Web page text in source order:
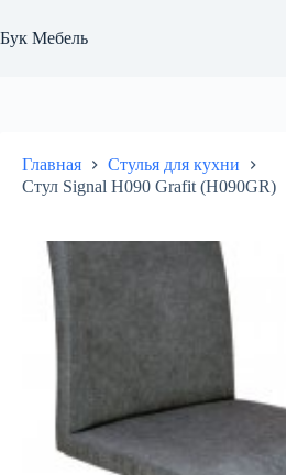
к
сути
Бук Мебель
Главная
Стулья для кухни
Стул Signal H090 Grafit (H090GR)